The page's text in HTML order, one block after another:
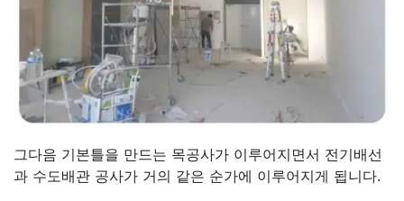
그다음 기본틀을 만드는 목공사가 이루어지면서 전기배선
과 수도배관 공사가 거의 같은 순가에 이루어지게 됩니다.